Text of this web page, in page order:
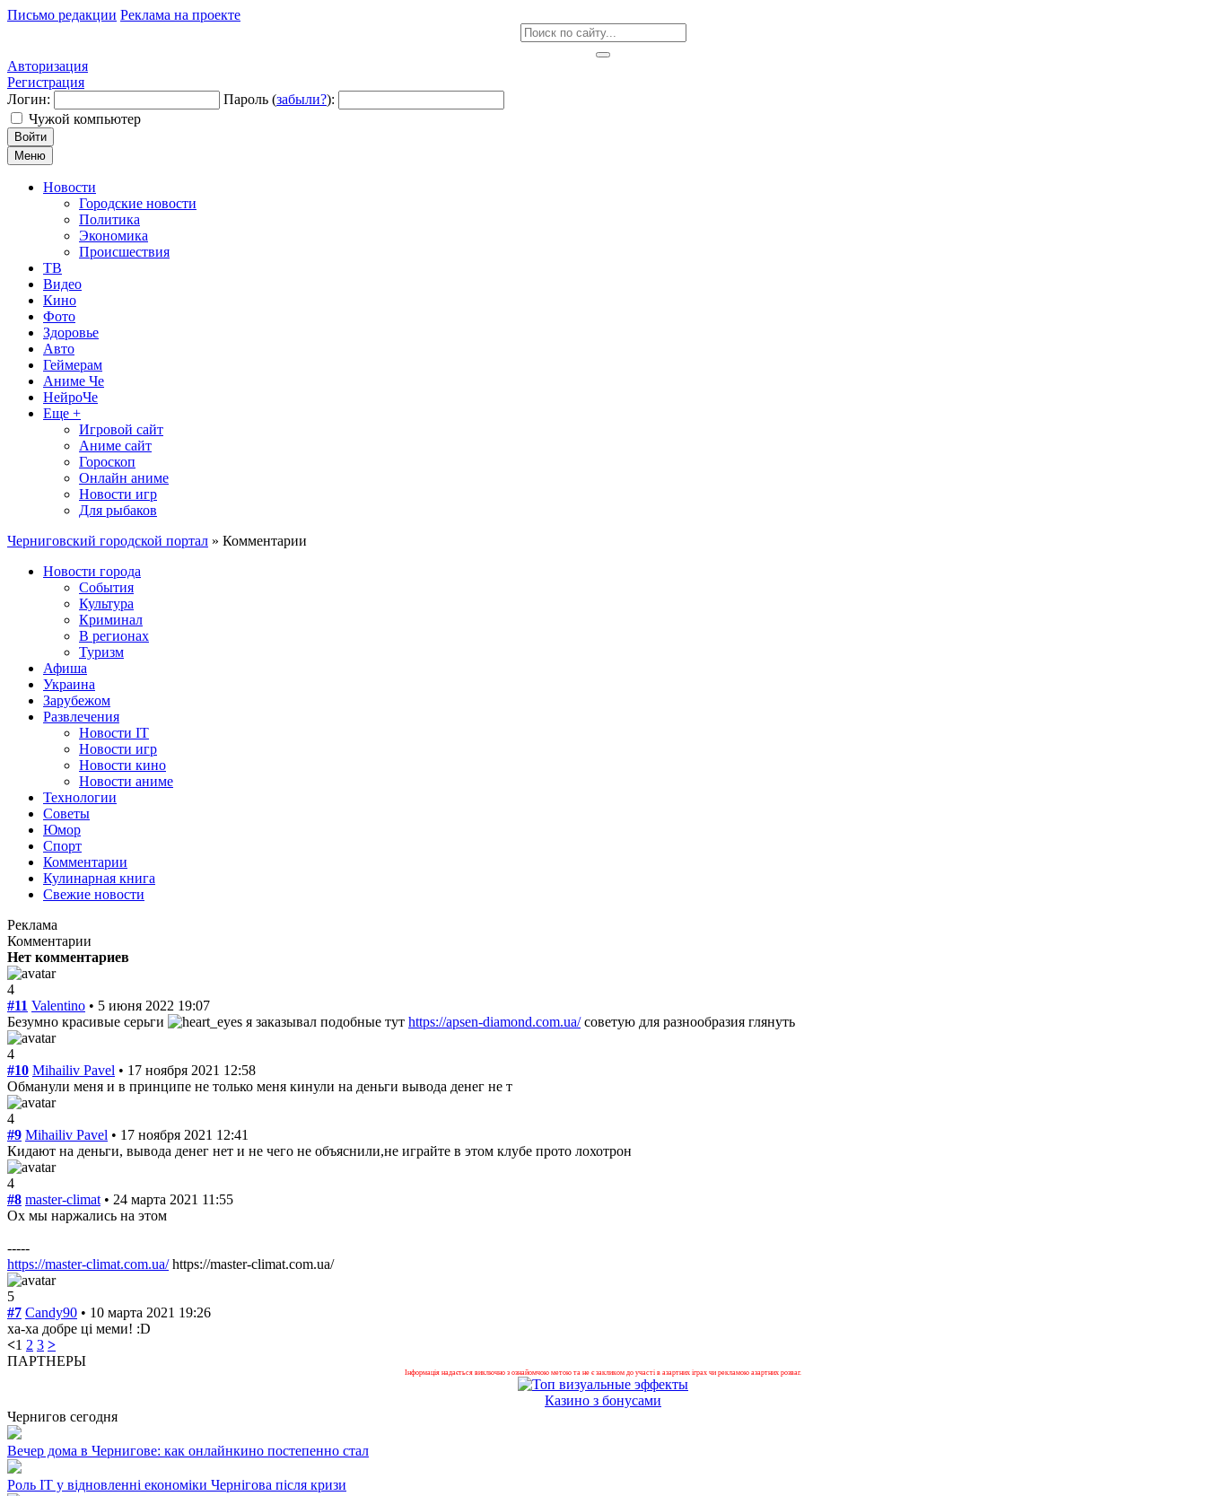
Письмо редакции Реклама на проекте
Авторизация
Регистрация
Логин:
Пароль (забыли?):
Чужой компьютер
Войти
Меню
Новости
Городские новости
Политика
Экономика
Происшествия
ТВ
Видео
Кино
Фото
Здоровье
Авто
Геймерам
Аниме Че
НейроЧе
Еще +
Игровой сайт
Аниме сайт
Гороскоп
Онлайн аниме
Новости игр
Для рыбаков
Черниговский городской портал » Комментарии
Новости города
События
Культура
Криминал
В регионах
Туризм
Афиша
Украина
Зарубежом
Развлечения
Новости IT
Новости игр
Новости кино
Новости аниме
Технологии
Советы
Юмор
Спорт
Комментарии
Кулинарная книга
Свежие новости
Реклама
Комментарии
Нет комментариев
4
#11 Valentino • 5 июня 2022 19:07
Безумно красивые серьги
я заказывал подобные тут https://apsen-diamond.com.ua/советую для разнообразия глянуть
4
#10 Mihailiv Pavel • 17 ноября 2021 12:58
Обманули меня и в принципе не только меня кинули на деньги вывода денег не т
4
#9 Mihailiv Pavel • 17 ноября 2021 12:41
Кидают на деньги, вывода денег нет и не чего не объяснили,не играйте в этом клубе прото лохотрон
4
#8 master-climat • 24 марта 2021 11:55
Ох мы наржались на этом
-----
https://master-climat.com.ua/https://master-climat.com.ua/
5
#7 Candy90 • 10 марта 2021 19:26
ха-ха добре ці меми! :D
<1 2 3 >
ПАРТНЕРЫ
Інформація надається виключно з ознайомчою метою та не є закликом до участі в азартних іграх чи рекламою азартних розваг.
Казино з бонусами
Чернигов сегодня
Вечер дома в Чернигове: как онлайнкино постепенно стал
Роль ІТ у відновленні економіки Чернігова після кризи